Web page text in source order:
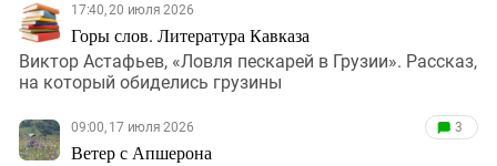
17:40, 20 июля 2026
Горы слов. Литература Кавказа
Виктор Астафьев, «Ловля пескарей в Грузии». Рассказ,
на который обиделись грузины
09:00, 17 июля 2026
Ветер с Апшерона
3